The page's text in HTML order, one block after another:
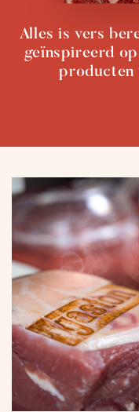
Alles is vers
geïnspireerd
producten